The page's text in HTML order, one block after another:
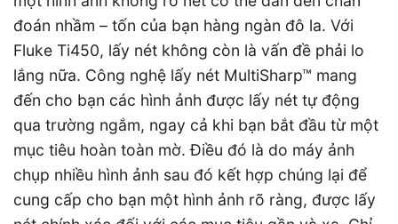
đoán nhầm – tốn của bạn hàng ngàn đô la. Với
Fluke Ti450, lấy nét không còn là vấn đề phải lo
lắng nữa. Công nghệ lấy nét MultiSharp™ mang
đến cho bạn các hình ảnh được lấy nét tự động
qua trường ngắm, ngay cả khi bạn bắt đầu từ một
mục tiêu hoàn toàn mờ. Điều đó là do máy ảnh
chụp nhiều hình ảnh sau đó kết hợp chúng lại để
cung cấp cho bạn một hình ảnh rõ ràng, được lấy